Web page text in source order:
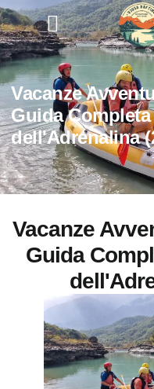
Vacanze
Guida
dell'Adrenalina
Vacanze
Guida